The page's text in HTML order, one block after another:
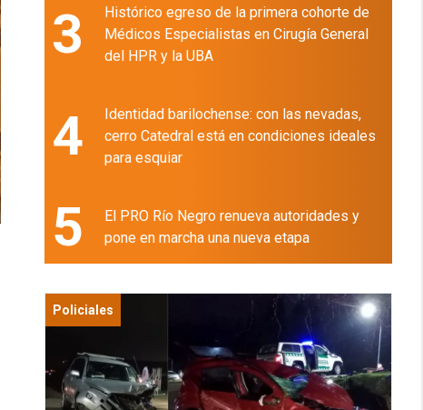
3
Histórico egreso de la primera cohorte de
Médicos Especialistas en Cirugía General
del HPR y la UBA
4
Identidad barilochense: con las nevadas,
cerro Catedral está en condiciones ideales
para esquiar
5
El PRO Río Negro renueva autoridades y
pone en marcha una nueva etapa
Policiales